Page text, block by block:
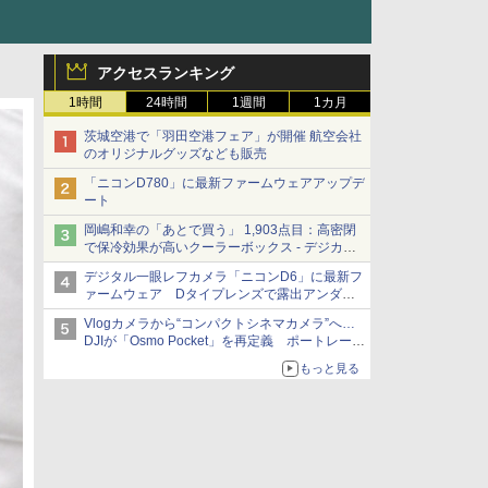
アクセスランキング
1時間 24時間 1週間 1カ月
茨城空港で「羽田空港フェア」が開催 航空会社
のオリジナルグッズなども販売
「ニコンD780」に最新ファームウェアアップデ
ート
岡嶋和幸の「あとで買う」 1,903点目：高密閉
で保冷効果が高いクーラーボックス - デジカメ
Watch
デジタル一眼レフカメラ「ニコンD6」に最新フ
ァームウェア Dタイプレンズで露出アンダー
になる現象の修正など
Vlogカメラから“コンパクトシネマカメラ”へ…
DJIが「Osmo Pocket」を再定義 ポートレート
もっと見る